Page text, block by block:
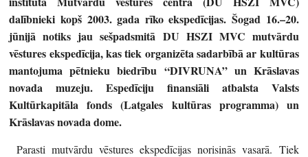
dalībnieki kopš 2003. gada rīko ekspedīcijas. Šogad 16.–20.
jūnijā notiks jau sešpadsmitā DU HSZI MVC mutvārdu
vēstures ekspedīcija, kas tiek organizēta sadarbībā ar kultūras
mantojuma pētnieku biedrību “DIVRUNA” un Krāslavas
novada muzeju. Espedīciju finansiāli atbalsta Valsts
Kultūrkapitāla fonds (Latgales kultūras programma) un
Krāslavas novada dome.
Parasti mutvārdu vēstures ekspedīcijas norisinās vasarā. Tiek